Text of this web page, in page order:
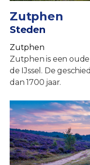
Zutphen
Steden
Zutphen
Zutphen is een
de IJssel. De
dan 1700 jaar.